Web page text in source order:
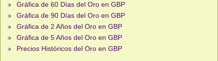
Gráfica de 60 Días del Oro en GBP
Gráfica de 90 Días del Oro en GBP
Gráfica de 2 Años del Oro en GBP
Gráfica de 5 Años del Oro en GBP
Precios Históricos del Oro en GBP